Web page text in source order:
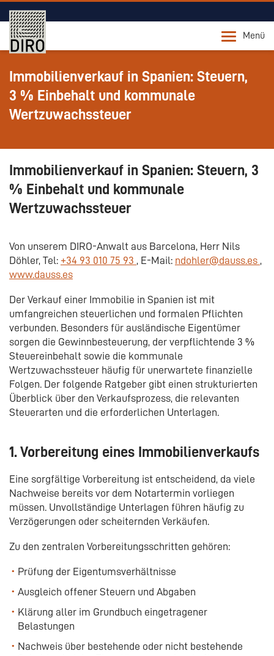
Menü
Immobilienverkauf in Spanien: Steuern,
3 % Einbehalt und kommunale
Wertzuwachssteuer
Immobilienverkauf in Spanien: Steuern, 3
% Einbehalt und kommunale
Wertzuwachssteuer
Von unserem DIRO-Anwalt aus Barcelona, Herr Nils
Döhler, Tel: +34 93 010 75 93 , E-Mail: ndohler@dauss.es ,
www.dauss.es
Der Verkauf einer Immobilie in Spanien ist mit
umfangreichen steuerlichen und formalen Pflichten
verbunden. Besonders für ausländische Eigentümer
sorgen die Gewinnbesteuerung, der verpflichtende 3 %
Steuereinbehalt sowie die kommunale
Wertzuwachssteuer häufig für unerwartete finanzielle
Folgen. Der folgende Ratgeber gibt einen strukturierten
Überblick über den Verkaufsprozess, die relevanten
Steuerarten und die erforderlichen Unterlagen.
1. Vorbereitung eines Immobilienverkaufs
Eine sorgfältige Vorbereitung ist entscheidend, da viele
Nachweise bereits vor dem Notartermin vorliegen
müssen. Unvollständige Unterlagen führen häufig zu
Verzögerungen oder scheiternden Verkäufen.
Zu den zentralen Vorbereitungsschritten gehören:
Prüfung der Eigentumsverhältnisse
Ausgleich offener Steuern und Abgaben
Klärung aller im Grundbuch eingetragener
Belastungen
Nachweis über bestehende oder nicht bestehende